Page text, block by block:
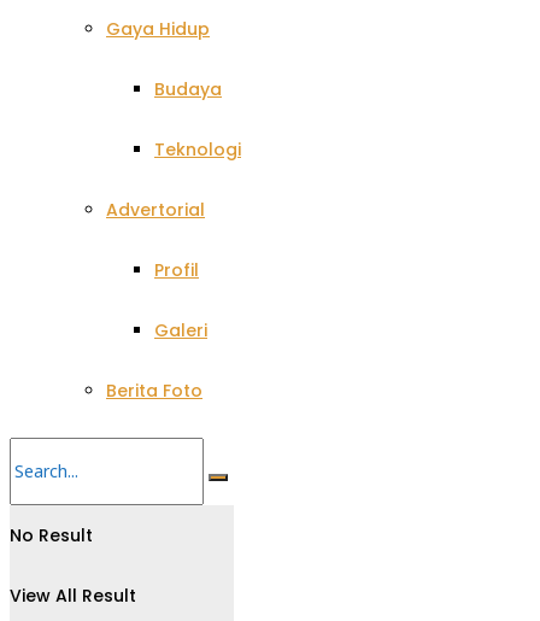
Gaya Hidup
Budaya
Teknologi
Advertorial
Profil
Galeri
Berita Foto
No Result
View All Result